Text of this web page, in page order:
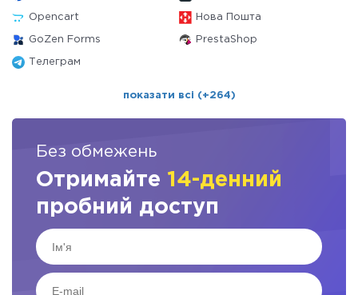
Opencart Нова Пошта
GoZen Forms PrestaShop
Телеграм
показати всі (+264)
Без обмежень
Отримайте 14-денний
пробний доступ